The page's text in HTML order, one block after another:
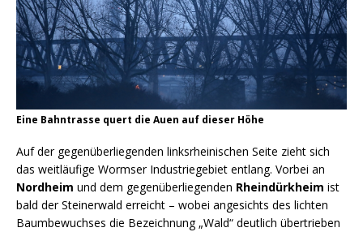
Eine Bahntrasse quert die Auen auf dieser Höhe
Auf der gegenüberliegenden linksrheinischen Seite zieht sich
das weitläufige Wormser Industriegebiet entlang. Vorbei an
Nordheim und dem gegenüberliegenden Rheindürkheim ist
bald der Steinerwald erreicht – wobei angesichts des lichten
Baumbewuchses die Bezeichnung „Wald“ deutlich übertrieben